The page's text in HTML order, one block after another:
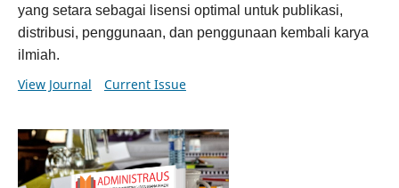
yang setara sebagai lisensi optimal untuk publikasi,
distribusi, penggunaan, dan penggunaan kembali karya
ilmiah.
View Journal Current Issue